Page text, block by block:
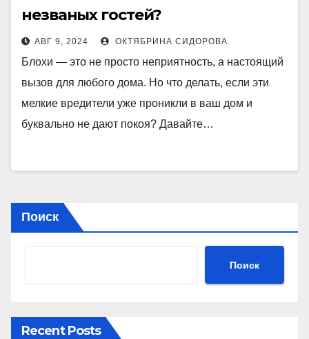
незваных гостей?
АВГ 9, 2024 ОКТЯБРИНА СИДОРОВА
Блохи — это не просто неприятность, а настоящий
вызов для любого дома. Но что делать, если эти
мелкие вредители уже проникли в ваш дом и
буквально не дают покоя? Давайте…
Поиск
Поиск
Recent Posts